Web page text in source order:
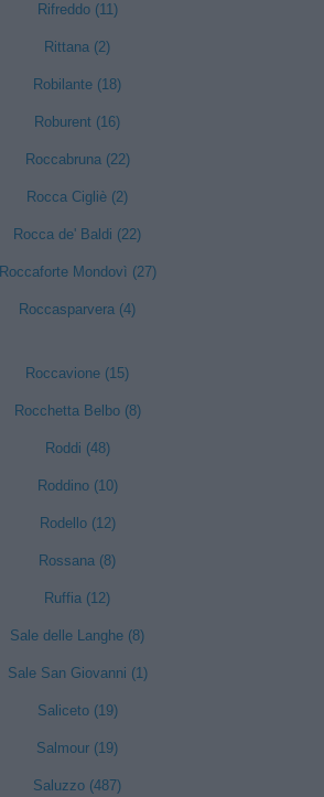
Rifreddo (11)
Rittana (2)
Robilante (18)
Roburent (16)
Roccabruna (22)
Rocca Cigliè (2)
Rocca de' Baldi (22)
Roccaforte Mondovì (27)
Roccasparvera (4)
Roccavione (15)
Rocchetta Belbo (8)
Roddi (48)
Roddino (10)
Rodello (12)
Rossana (8)
Ruffia (12)
Sale delle Langhe (8)
Sale San Giovanni (1)
Saliceto (19)
Salmour (19)
Saluzzo (487)